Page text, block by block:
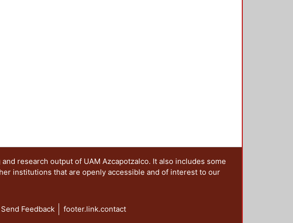
research output of UAM Azcapotzalco. It also includes some
institutions that are openly accessible and of interest to our
Send Feedback footer.link.contact